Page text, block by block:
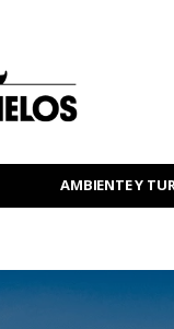
AMBIENTE Y